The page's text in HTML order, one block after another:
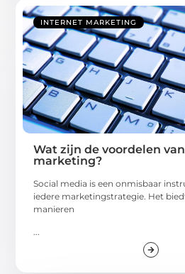
INTERNET MARKETING
Wat zijn de voordelen
marketing?
Social media is een onmisbaar
iedere marketingstrategie. Het
manieren
...